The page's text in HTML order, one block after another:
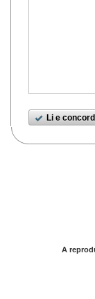
Li e
A